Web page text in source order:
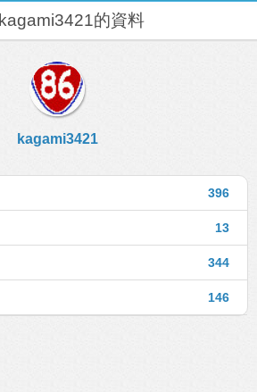
kagami3421的資料
kagami3421
396
13
344
146